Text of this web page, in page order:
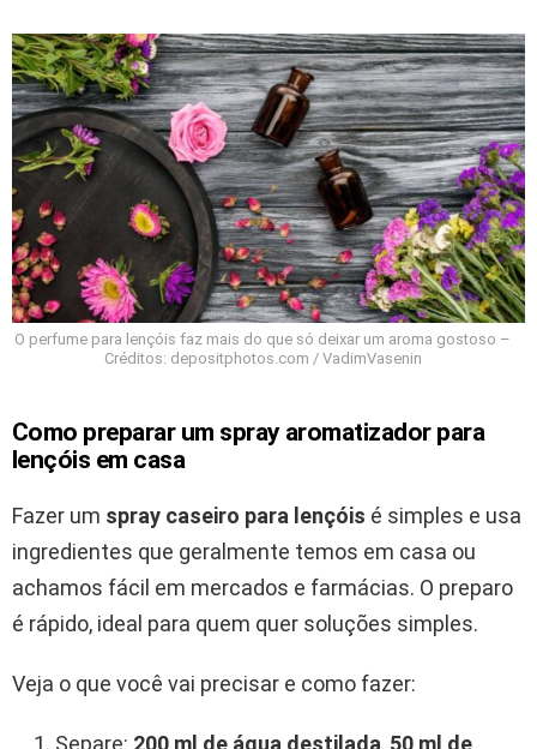
O perfume para lençóis faz mais do que só deixar um aroma gostoso –
Créditos: depositphotos.com / VadimVasenin
Como preparar um spray aromatizador para
lençóis em casa
Fazer um spray caseiro para lençóis é simples e usa
ingredientes que geralmente temos em casa ou
achamos fácil em mercados e farmácias. O preparo
é rápido, ideal para quem quer soluções simples.
Veja o que você vai precisar e como fazer: